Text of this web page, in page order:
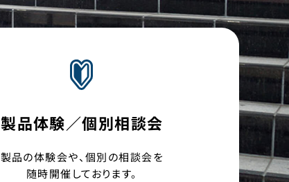
製品体験／個別相談会
製品の体験会や、個別の相談会を
随時開催しております。